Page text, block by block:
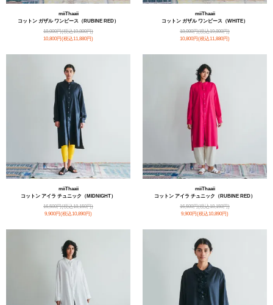
miiThaaii
コットン ガザル ワンピース（RUBINE RED）
18,000円(税込19,800円)
10,800円(税込11,880円)
miiThaaii
コットン ガザル ワンピース（WHITE）
18,000円(税込19,800円)
10,800円(税込11,880円)
miiThaaii
コットン アイラ チュニック（MIDNIGHT）
16,500円(税込18,150円)
9,900円(税込10,890円)
miiThaaii
コットン アイラ チュニック（RUBINE RED）
16,500円(税込18,150円)
9,900円(税込10,890円)